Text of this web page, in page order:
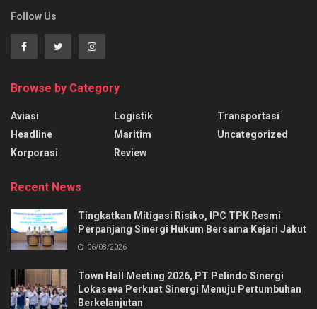
Follow Us
Browse by Category
Aviasi
Headline
Korporasi
Logistik
Maritim
Review
Transportasi
Uncategorized
Recent News
Tingkatkan Mitigasi Risiko, IPC TPK Resmi
Perpanjang Sinergi Hukum Bersama Kejari Jakut
06/08/2026
Town Hall Meeting 2026, PT Pelindo Sinergi
Lokaseva Perkuat Sinergi Menuju Pertumbuhan
Berkelanjutan